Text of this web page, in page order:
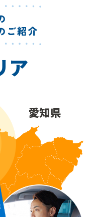
ご紹介
ア